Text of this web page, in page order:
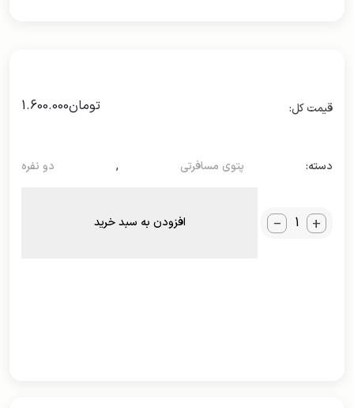
تومان1.600.000
دسته: پتوی مسافرتی , دو نفره
_ + افزودن به سبد خرید